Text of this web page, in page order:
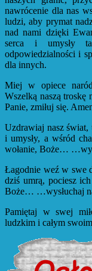
nawrócenie dla nas
ludzi, aby prymat
nad nami dzięki
serca i umysły
odpowiedzialności i
dla innych.
Miej w opiece
Wszelką naszą troskę
Panie, zmiłuj się.
Uzdrawiaj nasz świat,
i umysły, a wśród
wołanie, Boże…
Łagodnie weź w swe
dziś umrą, pociesz
Boże… …wysłuchaj
Pamiętaj w swej
ludzkim i całym